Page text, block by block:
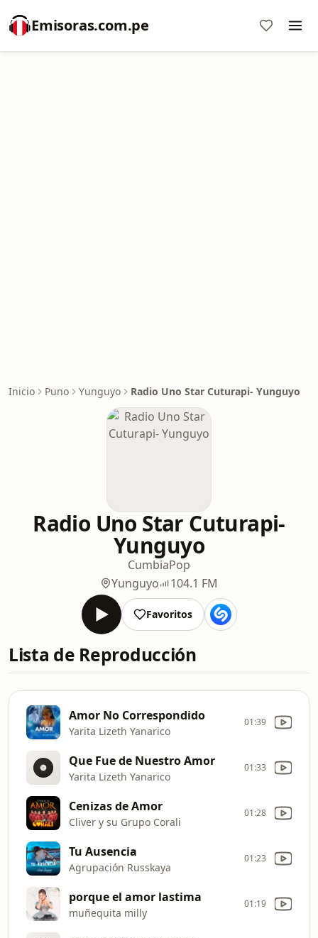
Emisoras.com.pe
Inicio Puno Yunguyo Radio Uno Star Cuturapi- Yunguyo
Radio Uno Star Cuturapi-
Yunguyo
CumbiaPop
Yunguyo
104.1 FM
Favoritos
Lista de Reproducción
Amor No Correspondido
Yarita Lizeth Yanarico
01:39
Que Fue de Nuestro Amor
Yarita Lizeth Yanarico
01:33
Cenizas de Amor
Cliver y su Grupo Corali
01:28
Tu Ausencia
Agrupación Russkaya
01:23
porque el amor lastima
muñequita milly
01:19